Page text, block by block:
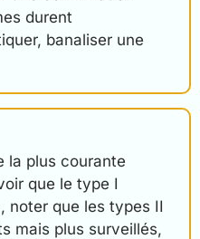
durent
banaliser une
la plus courante
que le type I
noter que les types II
mais plus surveillés,